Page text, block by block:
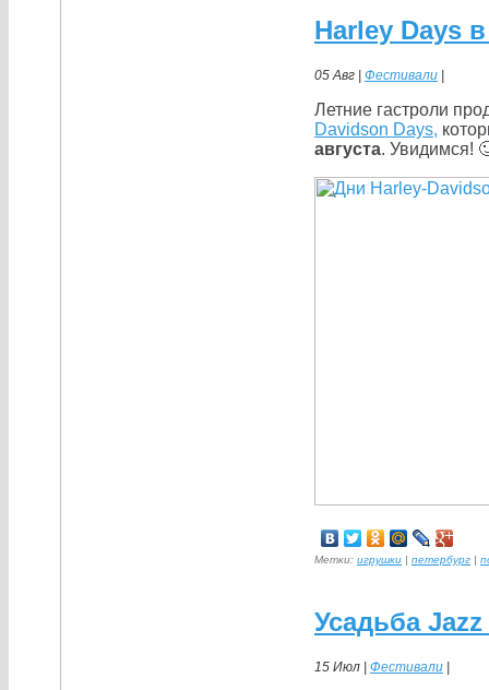
Harley Days
05 Авг | Фестивали |
Летние гастроли
Davidson Days,
августа. Увидимся!
Метки: игрушки | петербург |
Усадьба
15 Июл | Фестивали |